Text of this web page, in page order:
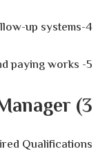
4-Establish and operate appropriate follow-up systems
5- Experience in ordering, issuing and paying works
3) Senior Manager
Qualifications: